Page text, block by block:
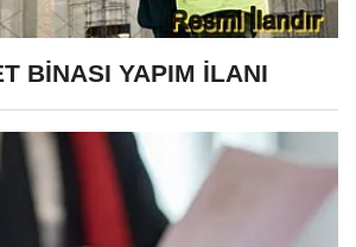
BİNASI YAPIM İLANI